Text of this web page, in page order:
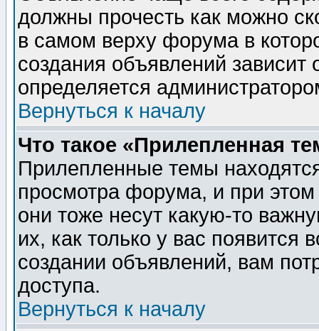
должны прочесть как можно
в самом верху форума в
создания объявлений зависит
определяется
Вернуться к началу
Что такое «Прилепленная
Прилепленные темы
просмотра форума, и при
они тоже несут какую-то
их, как только у вас появится
создании объявлений, вам
доступа.
Вернуться к началу